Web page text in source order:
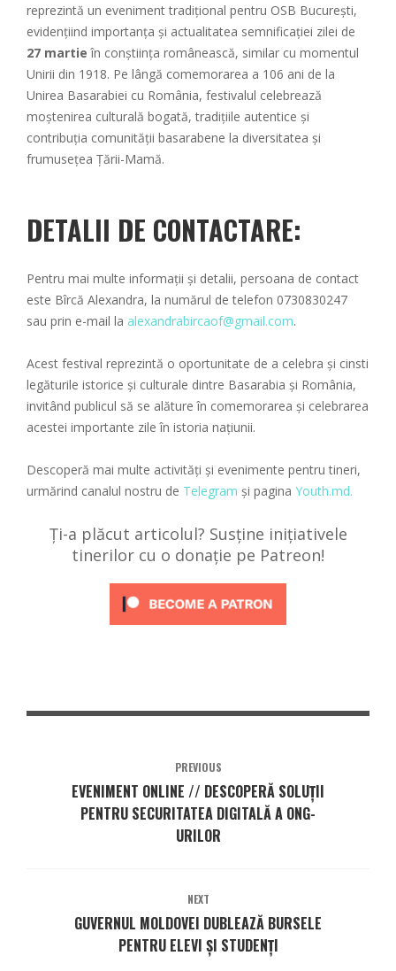
reprezintă un eveniment tradițional pentru OSB București,
evidențiind importanța și actualitatea semnificației zilei de
27 martie în conștiința românească, similar cu momentul
Unirii din 1918. Pe lângă comemorarea a 106 ani de la
Unirea Basarabiei cu România, festivalul celebrează
moștenirea culturală bogată, tradițiile autentice și
contribuția comunității basarabene la diversitatea și
frumusețea Țării-Mamă.
DETALII DE CONTACTARE:
Pentru mai multe informații și detalii, persoana de contact
este Bîrcă Alexandra, la numărul de telefon 0730830247
sau prin e-mail la alexandrabircaof@gmail.com.
Acest festival reprezintă o oportunitate de a celebra și cinsti
legăturile istorice și culturale dintre Basarabia și România,
invitând publicul să se alăture în comemorarea și celebrarea
acestei importante zile în istoria națiunii.
Descoperă mai multe activități și evenimente pentru tineri,
urmărind canalul nostru de Telegram și pagina Youth.md.
Ți-a plăcut articolul? Susține inițiativele
tinerilor cu o donație pe Patreon!
PREVIOUS
EVENIMENT ONLINE // DESCOPERĂ SOLUȚII
PENTRU SECURITATEA DIGITALĂ A ONG-
URILOR
NEXT
GUVERNUL MOLDOVEI DUBLEAZĂ BURSELE
PENTRU ELEVI ȘI STUDENȚI